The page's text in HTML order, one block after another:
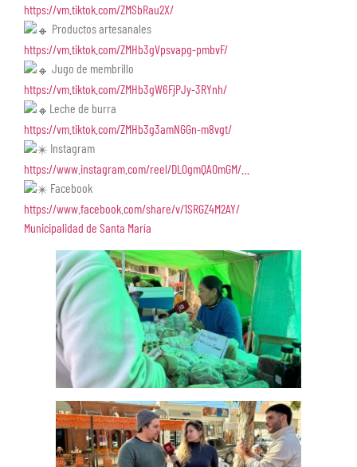
https://vm.tiktok.com/ZMSbRau2X/
Productos artesanales
https://vm.tiktok.com/ZMHb3gVpsvapg-pmbvF/
Jugo de membrillo
https://vm.tiktok.com/ZMHb3gW6FjPJy-3RYnh/
Leche de burra
https://vm.tiktok.com/ZMHb3g3amNGGn-m8vgt/
Instagram
https://www.instagram.com/reel/DL0gmQAOmGM/…
Facebook
https://www.facebook.com/share/v/1SRGZ4M2AY/
Municipalidad de Santa María